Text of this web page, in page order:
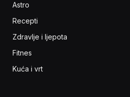
Astro
Recepti
Zdravlje i ljepota
Fitnes
Kuća i vrt